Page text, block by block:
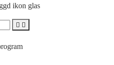
ikon glas
 